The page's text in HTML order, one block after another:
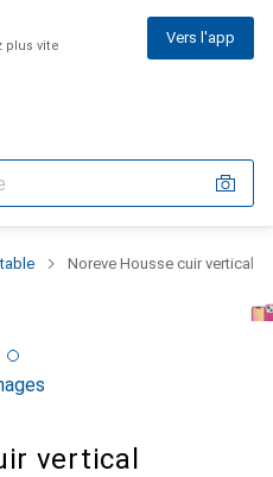
plus vite Vers l'app
Noreve Housse cuir vertical
vertical